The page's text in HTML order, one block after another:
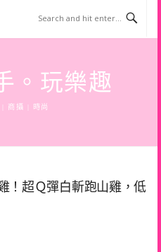
。玩樂趣
商攝 | 時尚
！超Ｑ彈白斬跑山雞，低